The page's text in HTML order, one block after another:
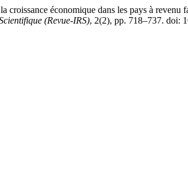
économique dans les pays à revenu
(Revue-IRS), 2(2), pp. 718–737. doi: